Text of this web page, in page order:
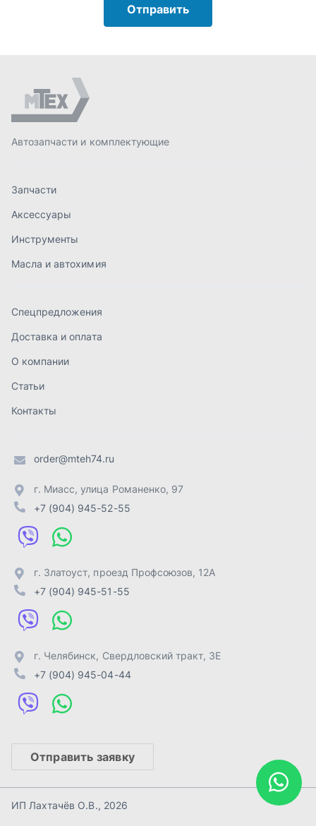
Масла и автохимия
Спецпредложения
Доставка и оплата
Контакты
order@mteh74.ru
+7 (904) 945-52-55
г. Златоуст
г. Челябинск
+7 (904) 945-04-44
Отправить заявку
ИП Лахтачёв О.В.
Разработка -